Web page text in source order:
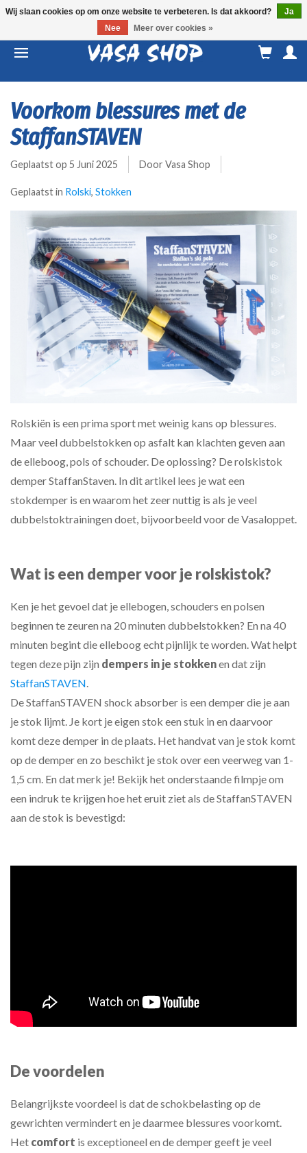
Voorkom blessures met de
StaffanSTAVEN
Geplaatst op 5 Juni 2025 Door Vasa Shop
Geplaatst in Rolski, Stokken
Rolskiën is een prima sport met weinig kans op blessures.
Maar veel dubbelstokken op asfalt kan klachten geven aan
de elleboog, pols of schouder. De oplossing? De rolskistok
demper StaffanStaven. In dit artikel lees je wat een
stokdemper is en waarom het zeer nuttig is als je veel
dubbelstoktrainingen doet, bijvoorbeeld voor de Vasaloppet.
Wat is een demper voor je rolskistok?
Ken je het gevoel dat je ellebogen, schouders en polsen
beginnen te zeuren na 20 minuten dubbelstokken? En na 40
minuten begint die elleboog echt pijnlijk te worden. Wat helpt
tegen deze pijn zijn dempers in je stokkenen dat zijn
StaffanSTAVEN.
De StaffanSTAVEN shock absorber is een demper die je aan
je stok lijmt. Je kort je eigen stok een stuk in en daarvoor
komt deze demper in de plaats. Het handvat van je stok komt
op de demper en zo beschikt je stok over een veerweg van 1-
1,5 cm. En dat merk je! Bekijk het onderstaande filmpje om
een indruk te krijgen hoe het eruit ziet als de StaffanSTAVEN
aan de stok is bevestigd:
De voordelen
Belangrijkste voordeel is dat de schokbelasting op de
gewrichten vermindert en je daarmee blessures voorkomt.
Het comfort is exceptioneel en de demper geeft je veel
Wij slaan cookies op om onze website te verbeteren. Is dat akkoord?
Ja
Nee
Meer over cookies »